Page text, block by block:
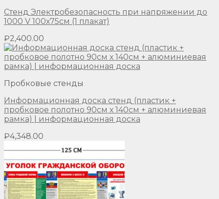
Стенд Электробезопасность при напряжении до
1000 V 100х75см (1 плакат)
₽2,400.00
Пробковые стенды
Информационная доска стенд (пластик +
пробковое полотно 90см х 140см + алюминиевая
рамка) | информационная доска
₽4,348.00